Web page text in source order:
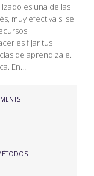
es una de las
muy efectiva si se
es fijar tus
de aprendizaje.
En…